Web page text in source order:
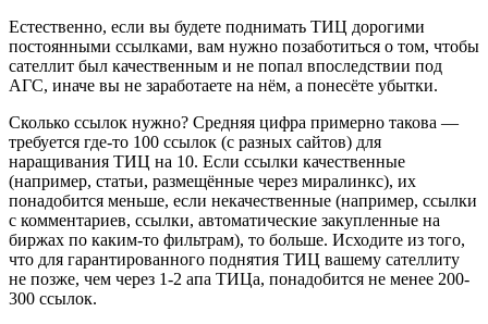
Естественно, если вы будете поднимать ТИЦ дорогими
постоянными ссылками, вам нужно позаботиться о том, чтобы
сателлит был качественным и не попал впоследствии под
АГС, иначе вы не заработаете на нём, а понесёте убытки.
Сколько ссылок нужно? Средняя цифра примерно такова —
требуется где-то 100 ссылок (с разных сайтов) для
наращивания ТИЦ на 10. Если ссылки качественные
(например, статьи, размещённые через миралинкс), их
понадобится меньше, если некачественные (например, ссылки
с комментариев, ссылки, автоматические закупленные на
биржах по каким-то фильтрам), то больше. Исходите из того,
что для гарантированного поднятия ТИЦ вашему сателлиту
не позже, чем через 1-2 апа ТИЦа, понадобится не менее 200-
300 ссылок.